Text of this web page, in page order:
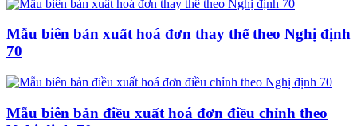
Mẫu biên bản xuất hoá đơn thay thế theo Nghị định
70
Mẫu biên bản điều xuất hoá đơn điều chỉnh theo